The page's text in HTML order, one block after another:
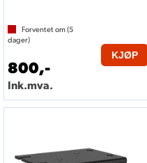
Forventet om (5
dager)
800,-
Ink.mva.
KJØP